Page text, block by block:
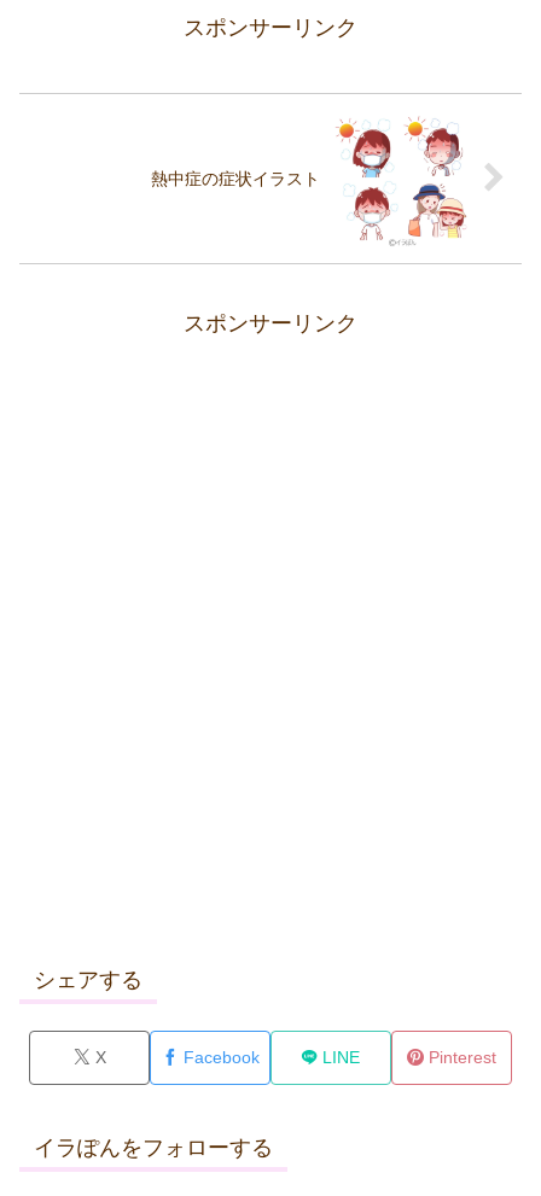
スポンサーリンク
熱中症の症状イラスト
スポンサーリンク
シェアする
X Facebook LINE Pinterest
イラぽんをフォローする